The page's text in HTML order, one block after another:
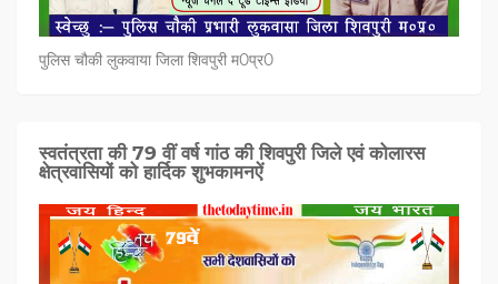
पुलिस चौकी लुकवाया जिला शिवपुरी म0प्र0
स्वतंत्रता की 79 वीं वर्ष गांठ की शिवपुरी जिले एवं कोलारस
क्षेत्रवासियों को हार्दिक शुभकामनऐं